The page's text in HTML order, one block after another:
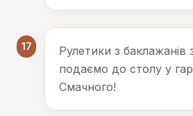
17
Рулетики з баклажанів
подаємо до столу у
Смачного!